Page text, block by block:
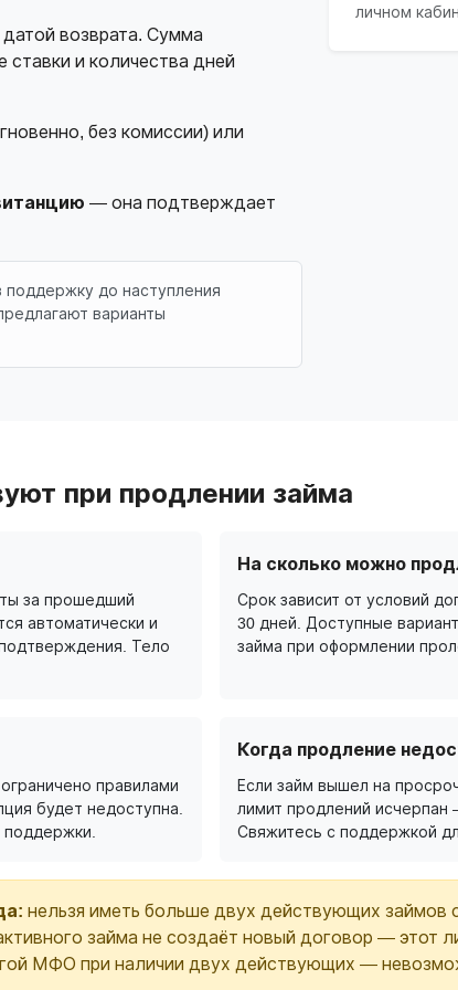
возврата. Сумма
ставки и количества дней
без комиссии) или
— она подтверждает
поддержку до наступления
варианты
личном
при продлении займа
за прошедший
автоматически и
Тело
На сколько можно
Срок зависит от условий
30 дней. Доступные
займа при оформлении
правилами
будет недоступна.
Когда продление
Если займ вышел на
лимит продлений исчерпан
Свяжитесь с поддержкой
нельзя иметь больше двух действующих займов
займа не создаёт новый договор — этот
МФО при наличии двух действующих —